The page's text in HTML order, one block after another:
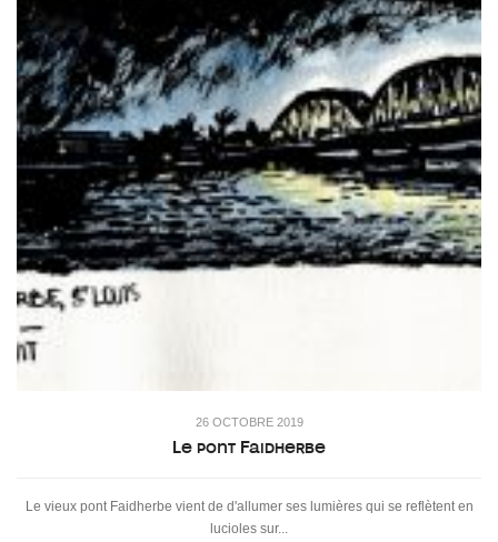
26 OCTOBRE 2019
Le pont Faidherbe
Le vieux pont Faidherbe vient de d'allumer ses lumières qui se reflètent en
lucioles sur...